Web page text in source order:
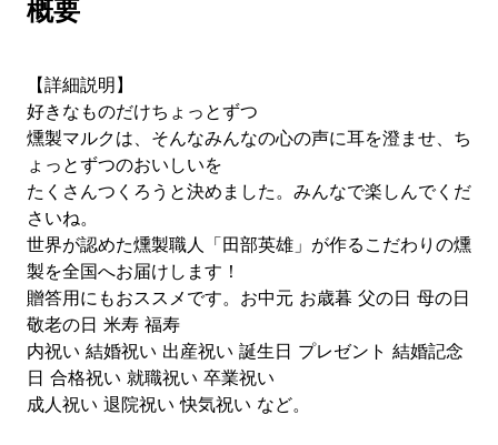
概要
【詳細説明】
好きなものだけちょっとずつ
燻製マルクは、そんなみんなの心の声に耳を澄ませ、ち
ょっとずつのおいしいを
たくさんつくろうと決めました。みんなで楽しんでくだ
さいね。
世界が認めた燻製職人「田部英雄」が作るこだわりの燻
製を全国へお届けします！
贈答用にもおススメです。お中元 お歳暮 父の日 母の日
敬老の日 米寿 福寿
内祝い 結婚祝い 出産祝い 誕生日 プレゼント 結婚記念
日 合格祝い 就職祝い 卒業祝い
成人祝い 退院祝い 快気祝い など。